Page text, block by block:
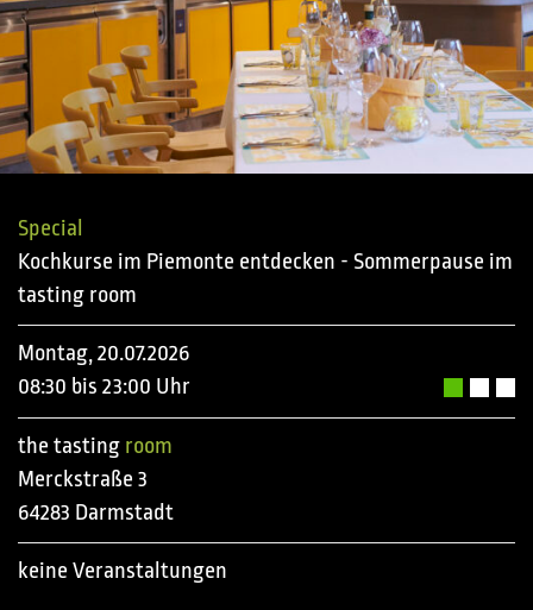
Special
Kochkurse im Piemonte entdecken - Sommerpause im
tasting room
Montag, 20.07.2026
08:30 bis 23:00 Uhr
the tasting room
Merckstraße 3
64283 Darmstadt
keine Veranstaltungen